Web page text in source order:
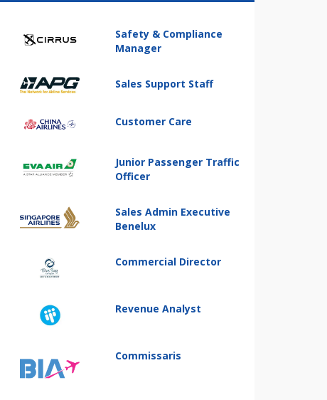
Safety & Compliance
Manager
Sales Support Staff
Customer Care
Junior Passenger Traffic
Officer
Sales Admin Executive
Benelux
Commercial Director
Revenue Analyst
Commissaris